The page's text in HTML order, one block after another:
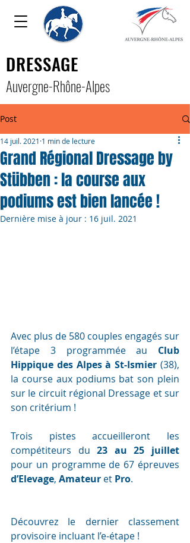
DRESSAGE
Auvergne-Rhône-Alpes
Post
Grand Régional Dressage by
Stübben : la course aux
podiums est bien lancée !
14 juil. 2021 1 min de lecture
Dernière mise à jour : 16 juil. 2021
Avec plus de 580 couples engagés sur
l’étape 3 programmée au Club
Hippique des Alpes à St-Ismier (38),
la course aux podiums bat son plein
sur le circuit régional Dressage et sur
son critérium !
Trois pistes accueilleront les
compétiteurs du 23 au 25 juillet
d’Elevage, Amateur et Pro.
Découvrez le dernier classement
provisoire incluant l’e-étape !